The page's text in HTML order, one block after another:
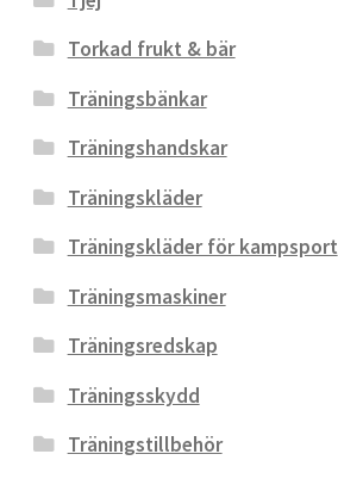
Torkad frukt & bär
Träningsbänkar
Träningshandskar
Träningskläder
Träningskläder för kampsport
Träningsmaskiner
Träningsredskap
Träningsskydd
Träningstillbehör